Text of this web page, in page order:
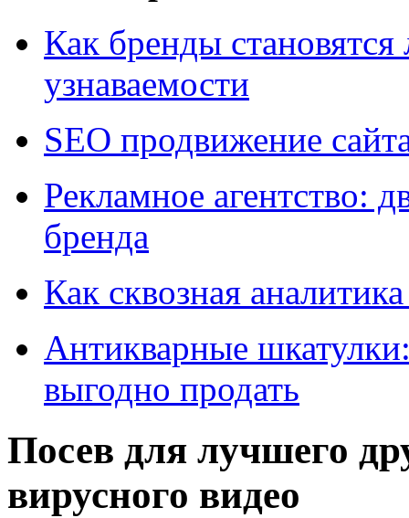
Как бренды
узнаваемости
SEO продвижение
Рекламное агентство:
бренда
Как сквозная
Антикварные
выгодно продать
Посев для лучшего
вирусного видео